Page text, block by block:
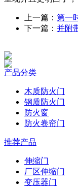
上一篇： 第一
下一篇： 并附
产品分类
木质防火门
钢质防火门
防火窗
防火卷帘门
推荐产品
伸缩门
厂区伸缩门
变压器门